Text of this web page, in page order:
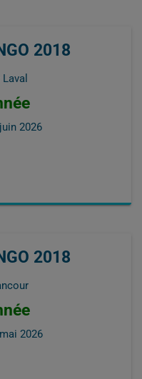
2018
juin 2026
2018
mai 2026